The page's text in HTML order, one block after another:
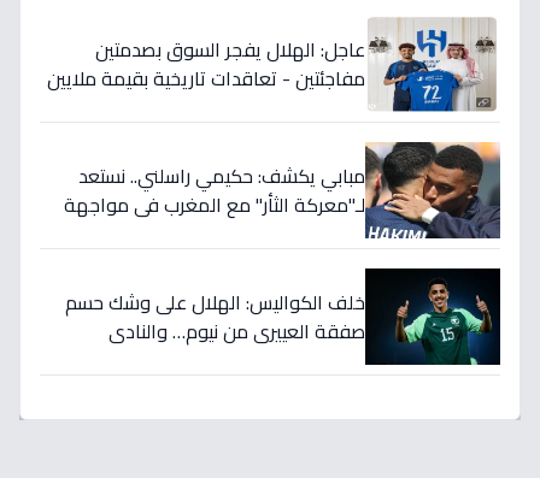
عاجل: الهلال يفجر السوق بصدمتين
مفاجئتين - تعاقدات تاريخية بقيمة ملايين
مبابي يكشف: حكيمي راسلني.. نستعد
لـ"معركة الثأر" مع المغرب في مواجهة
خلف الكواليس: الهلال على وشك حسم
صفقة العييري من نيوم… والنادي